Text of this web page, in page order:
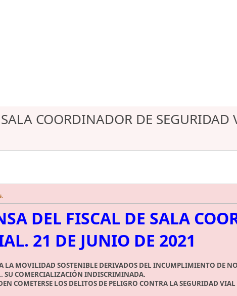
COORDINADOR DE
DEL FISCAL DE SALA
21 DE JUNIO DE 2021
LA MOVILIDAD SOSTENIBLE DERIVADOS DEL INCUMPLIMIENTO DE
SU COMERCIALIZACIÓN INDISCRIMINADA.
COMETERSE LOS DELITOS DE PELIGRO CONTRA LA SEGURIDAD VIAL